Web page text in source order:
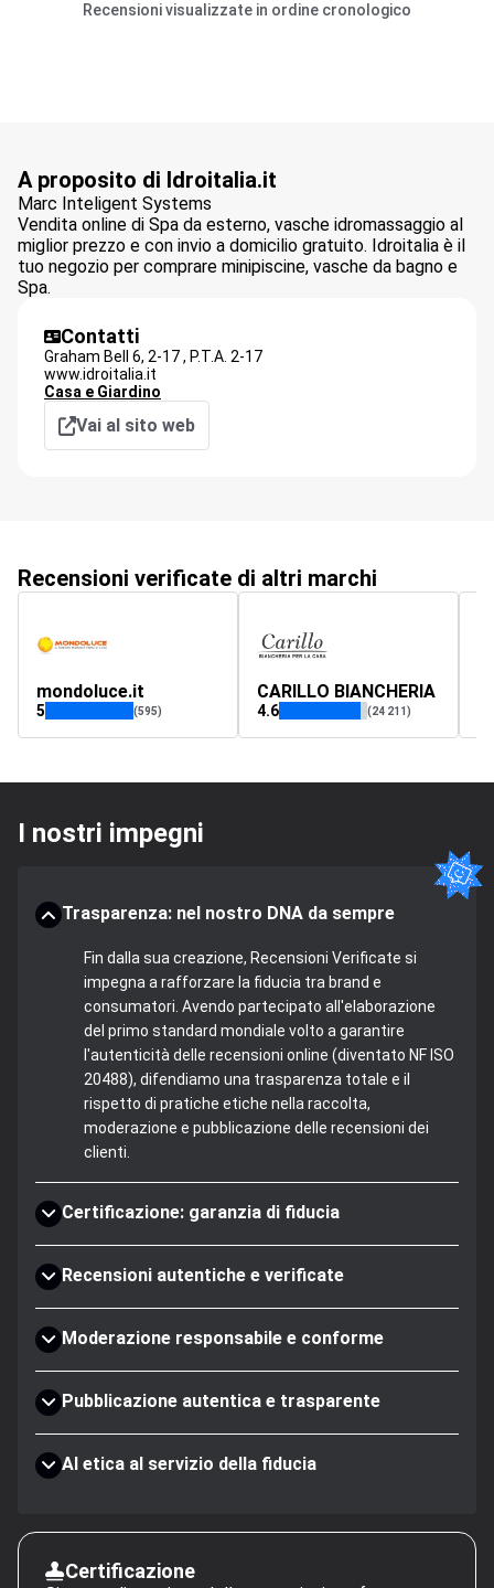
Recensioni visualizzate in ordine cronologico
A proposito di Idroitalia.it
Marc Inteligent Systems
Vendita online di Spa da esterno, vasche idromassaggio al
miglior prezzo e con invio a domicilio gratuito. Idroitalia è il
tuo negozio per comprare minipiscine, vasche da bagno e
Spa.
Contatti
Graham Bell 6, 2-17 , P.T.A. 2-17
www.idroitalia.it
Casa e Giardino
Vai al sito web
Recensioni verificate di altri marchi
mondoluce.it
5 (595)
CARILLO BIANCHERIA
4.6 (24 211)
I nostri impegni
Trasparenza: nel nostro DNA da sempre
Fin dalla sua creazione, Recensioni Verificate si
impegna a rafforzare la fiducia tra brand e
consumatori. Avendo partecipato all'elaborazione
del primo standard mondiale volto a garantire
l'autenticità delle recensioni online (diventato NF ISO
20488), difendiamo una trasparenza totale e il
rispetto di pratiche etiche nella raccolta,
moderazione e pubblicazione delle recensioni dei
clienti.
Certificazione: garanzia di fiducia
Recensioni autentiche e verificate
Moderazione responsabile e conforme
Pubblicazione autentica e trasparente
AI etica al servizio della fiducia
Certificazione